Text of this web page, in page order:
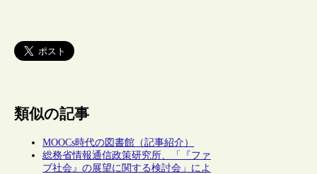
類似の記事
MOOCs時代の図書館（記事紹介）
総務省情報通信政策研究所、「『ファ
ブ社会』の展望に関する検討会」によ